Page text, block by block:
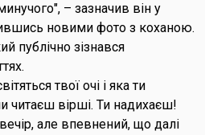
– зазначив він у
новими фото з коханою.
публічно зізнався
твої очі і яка ти
читаєш вірші. Ти надихаєш!
але впевнений, що далі